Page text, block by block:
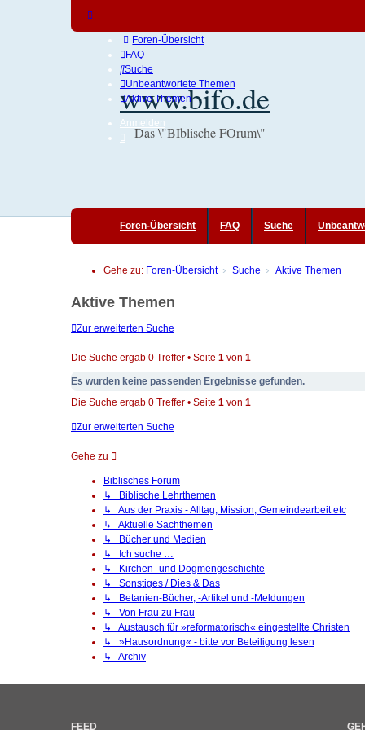
Foren-Übersicht
FAQ
Suche
Unbeantwortete Themen
Aktive Themen
Anmelden
www.bifo.de
Das \"BIblische FOrum\"
Foren-Übersicht FAQ Suche
Gehe zu: Foren-Übersicht Suche Aktive Themen
Aktive Themen
Zur erweiterten Suche
Die Suche ergab 0 Treffer • Seite 1 von 1
Es wurden keine passenden Ergebnisse gefunden.
Die Suche ergab 0 Treffer • Seite 1 von 1
Zur erweiterten Suche
Gehe zu
Biblisches Forum
↳ Biblische Lehrthemen
↳ Aus der Praxis - Alltag, Mission, Gemeindearbeit etc
↳ Aktuelle Sachthemen
↳ Bücher und Medien
↳ Ich suche …
↳ Kirchen- und Dogmengeschichte
↳ Sonstiges / Dies & Das
↳ Betanien-Bücher, -Artikel und -Meldungen
↳ Von Frau zu Frau
↳ Austausch für »reformatorisch« eingestellte Christen
↳ »Hausordnung« - bitte vor Beteiligung lesen
↳ Archiv
FEED